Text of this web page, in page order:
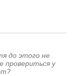
до этого не
провериться у